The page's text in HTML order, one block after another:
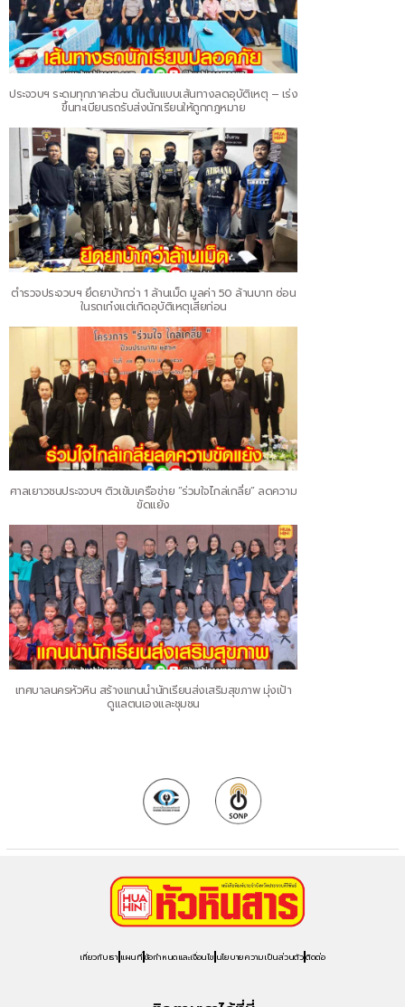
ประจวบฯ ระดมทุกภาคส่วน ดันต้นแบบเส้นทางลดอุบัติเหตุ – เร่ง
ขึ้นทะเบียนรถรับส่งนักเรียนให้ถูกกฎหมาย
ตำรวจประจวบฯ ยึดยาบ้ากว่า 1 ล้านเม็ด มูลค่า 50 ล้านบาท ซ่อน
ในรถเก๋งแต่เกิดอุบัติเหตุเสียก่อน
ศาลเยาวชนประจวบฯ ติวเข้มเครือข่าย “ร่วมใจไกล่เกลี่ย” ลดความ
ขัดแย้ง
เทศบาลนครหัวหิน สร้างแกนนำนักเรียนส่งเสริมสุขภาพ มุ่งเป้า
ดูแลตนเองและชุมชน
เกี่ยวกับเรา แผนที่ข้อกำหนดและเงื่อนไข นโยบายความเป็นส่วนตัวติดต่อ